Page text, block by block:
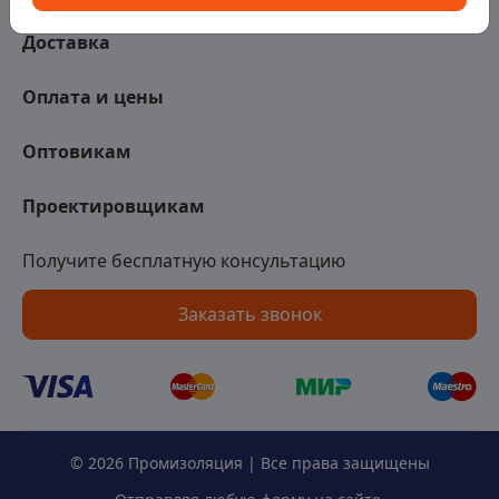
Получите бесплатную консультацию
Заказать звонок
Доставка
Оплата и цены
Оптовикам
Проектировщикам
© 2026 Промизоляция | Все права защищены